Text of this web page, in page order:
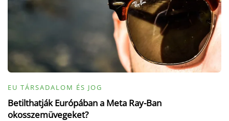
EU TÁRSADALOM ÉS JOG
Betilthatják Európában a Meta Ray-Ban
okosszemüvegeket?